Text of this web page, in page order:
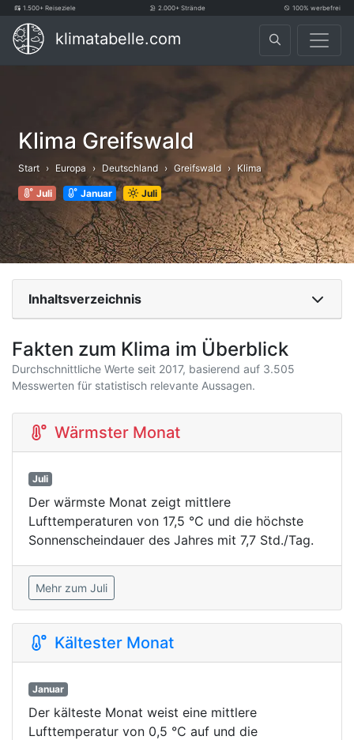
1.500+ Reiseziele 2.000+ Strände 100% werbefrei
klimatabelle.com
Klima Greifswald
Start Europa Deutschland Greifswald Klima
Juli Januar Juli
Inhaltsverzeichnis
Fakten zum Klima im Überblick
Durchschnittliche Werte seit 2017, basierend auf 3.505
Messwerten für statistisch relevante Aussagen.
Wärmster Monat
Juli
Der wärmste Monat zeigt mittlere
Lufttemperaturen von 17,5 °C und die höchste
Sonnenscheindauer des Jahres mit 7,7 Std./Tag.
Mehr zum Juli
Kältester Monat
Januar
Der kälteste Monat weist eine mittlere
Lufttemperatur von 0,5 °C auf und die